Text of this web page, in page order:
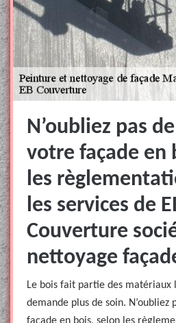
N’oubliez pas
votre façade en
les
les services de
Couverture
nettoyage
Le bois fait partie des matériaux
demande plus de soin. N’oubliez